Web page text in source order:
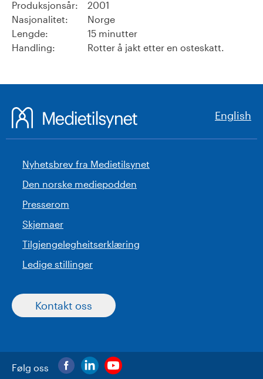
Produksjonsår:
2001
Nasjonalitet:
Norge
Lengde:
15 minutter
Handling:
Rotter å jakt etter en osteskatt.
English
Nyhetsbrev fra Medietilsynet
Den norske mediepodden
Presserom
Skjemaer
Tilgjengelegheitserklæring
Ledige stillinger
Kontakt oss
Følg oss